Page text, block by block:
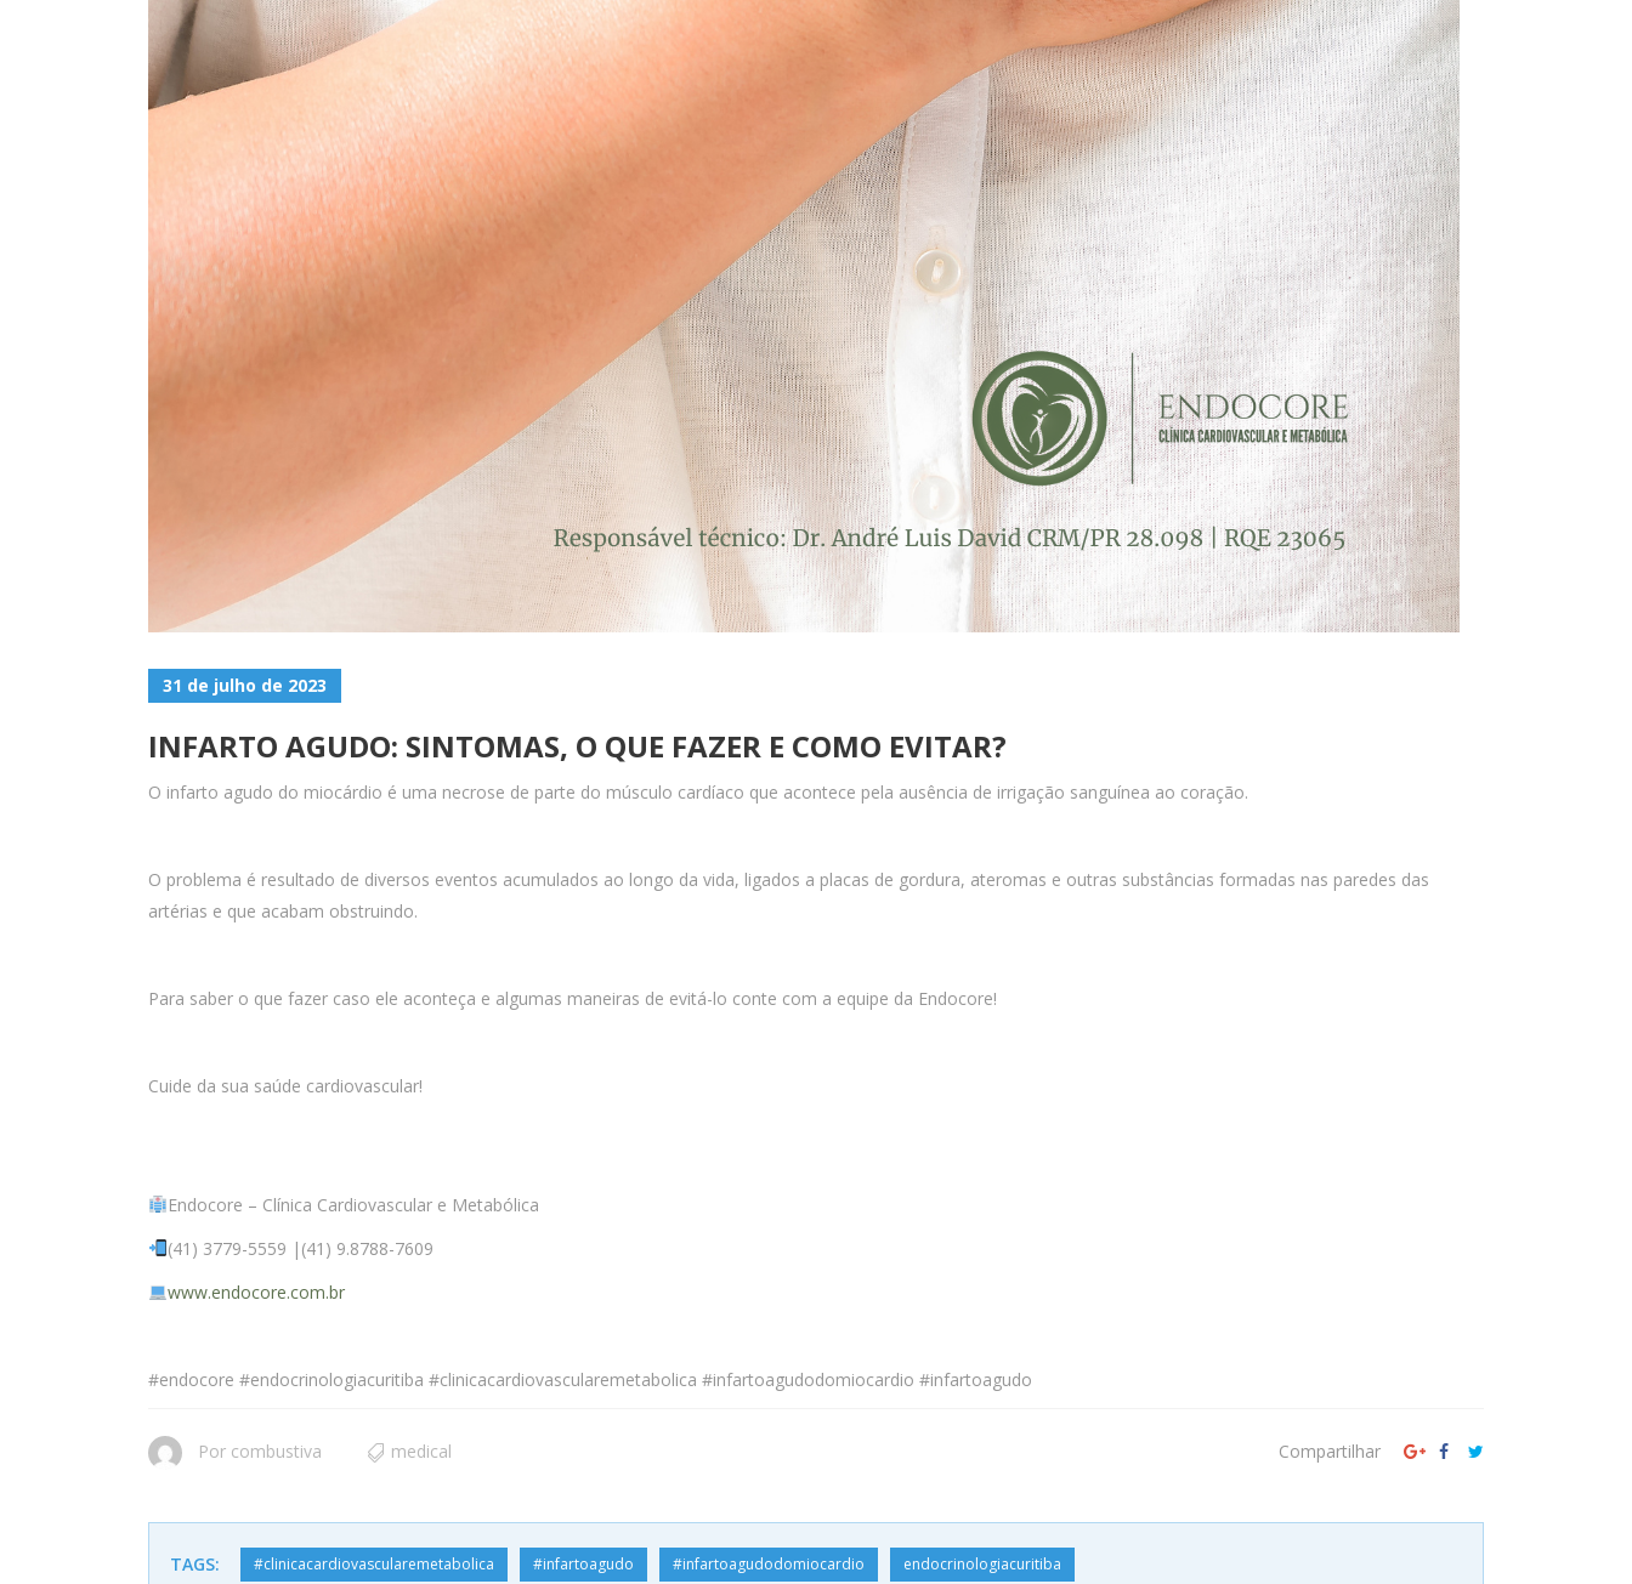
31 de julho de 2023
INFARTO AGUDO: SINTOMAS, O QUE FAZER E COMO EVITAR?
O infarto agudo do miocárdio é uma necrose de parte do músculo cardíaco que acontece pela ausência de irrigação sanguínea ao coração.
O problema é resultado de diversos eventos acumulados ao longo da vida, ligados a placas de gordura, ateromas e outras substâncias formadas nas paredes das
artérias e que acabam obstruindo.
Para saber o que fazer caso ele aconteça e algumas maneiras de evitá-lo conte com a equipe da Endocore!
Cuide da sua saúde cardiovascular!
Endocore – Clínica Cardiovascular e Metabólica
(41) 3779-5559 |(41) 9.8788-7609
www.endocore.com.br
#endocore #endocrinologiacuritiba #clinicacardiovascularemetabolica #infartoagudodomiocardio #infartoagudo
Por combustiva medical Compartilhar
TAGS: #clinicacardiovascularemetabolica #infartoagudo #infartoagudodomiocardio endocrinologiacuritiba